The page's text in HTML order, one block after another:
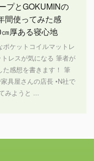
プとGOKUMINの
間使ってみた感
厚ある寝心地
ケットコイルマットレ
レスが気になる 筆者が
感想を書きます！ 筆
具屋さんの店長 •N社で
みようと ...